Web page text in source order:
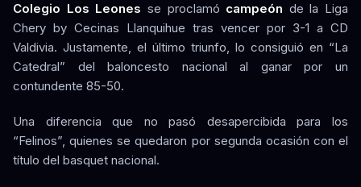
Colegio Los Leones se proclamó campeón de la Liga
Chery by Cecinas Llanquihue tras vencer por 3-1 a CD
Valdivia. Justamente, el último triunfo, lo consiguió en “La
Catedral” del baloncesto nacional al ganar por un
contundente 85-50.
Una diferencia que no pasó desapercibida para los
“Felinos”, quienes se quedaron por segunda ocasión con el
título del basquet nacional.